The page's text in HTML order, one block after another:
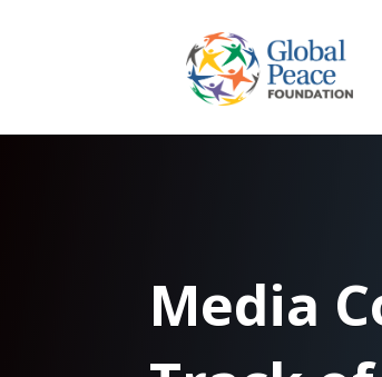
Media